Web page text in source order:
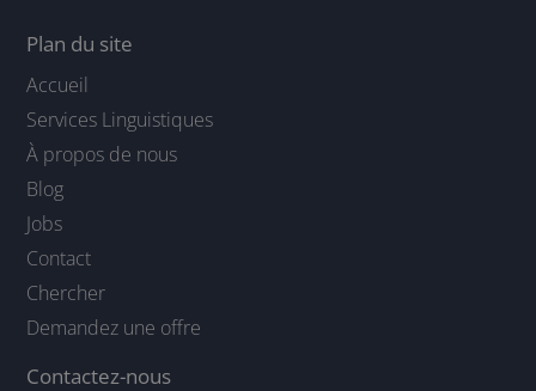
Plan du site
Accueil
Services Linguistiques
À propos de nous
Blog
Jobs
Contact
Chercher
Demandez une offre
Contactez-nous